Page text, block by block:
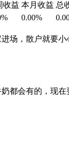
收益 本月收益 总
0.00%
场，散户就要
都会有的，现在